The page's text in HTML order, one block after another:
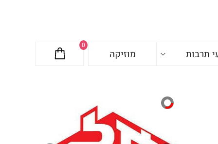
0
תרבות
מוזיקה